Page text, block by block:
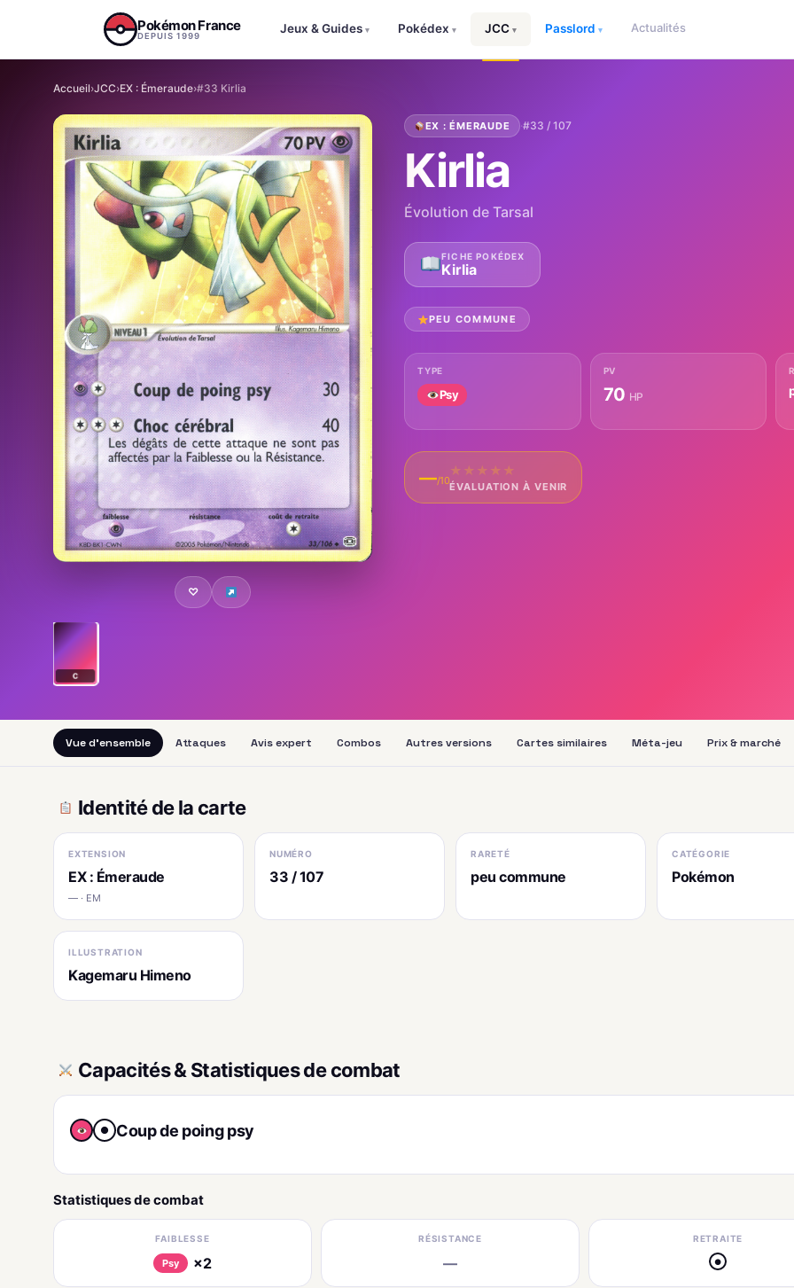
Pokémon France
DEPUIS 1999
Jeux & Guides ▾ Pokédex ▾ JCC ▾ Passlord ▾ Actualités
Accueil›JCC›EX : Émeraude›#33 Kirlia
♡
C
EX : ÉMERAUDE ·#33 / 107
Kirlia
Évolution de Tarsal
FICHE POKÉDEX
Kirlia
PEU COMMUNE
TYPE
Psy
PV
70 HP
—/10
★ ★ ★ ★ ★
ÉVALUATION À VENIR
Vue d'ensemble Attaques Avis expert Combos Autres versions Cartes similaires Méta-jeu Prix & marché
Identité de la carte
EXTENSION
EX : Émeraude
— · EM
NUMÉRO
33 / 107
RARETÉ
peu commune
CATÉGORIE
Pokémon
ILLUSTRATION
Kagemaru Himeno
Capacités & Statistiques de combat
● Coup de poing psy
Statistiques de combat
FAIBLESSE
Psy ×2
RÉSISTANCE
—
RETRAITE
●